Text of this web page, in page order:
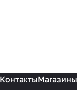
КонтактыМагазины